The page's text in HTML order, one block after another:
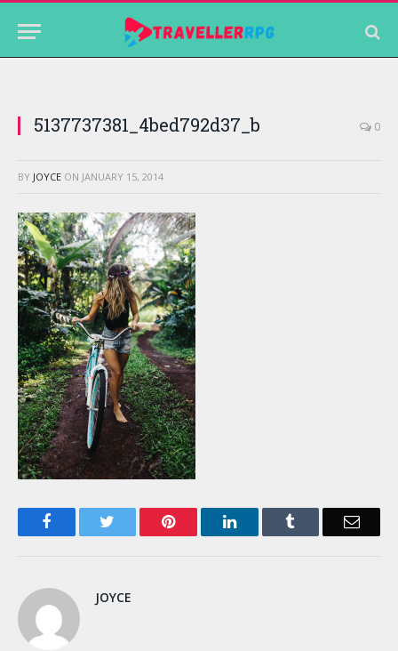
5137737381_4bed792d37_b 0
BY JOYCE ON JANUARY 15, 2014
Facebook Pinterest LinkedIn Email
JOYCE